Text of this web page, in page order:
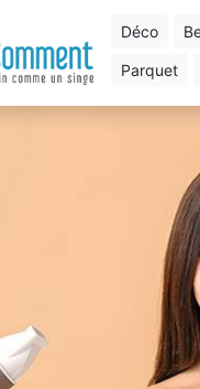
déco
parquet